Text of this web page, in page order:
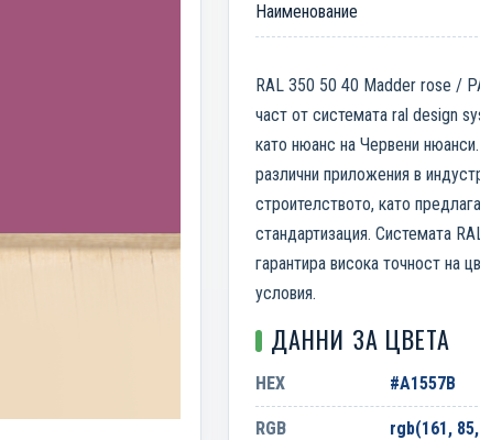
Наименование
RAL 350 50 40 Madder rose /
част от системата ral design
като нюанс на Червени
различни приложения в
строителството, като
стандартизация. Системата
гарантира висока точност на
условия.
ДАННИ ЗА ЦВЕТА
HEX #A1557B
RGB rgb(161,